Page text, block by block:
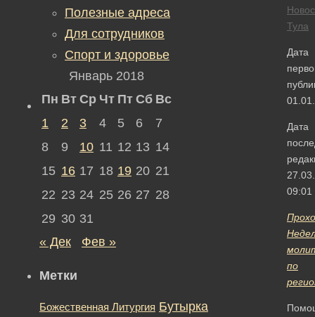
Тула
Дата
Дата
09:01
по
Полезные адреса
Для сотрудников
Спорт и здоровье
Январь 2018
Пн Вт Ср Чт Пт Сб Вс
1
2 3 4 5 6
7
8
9 10 11 12 13 14
15 16 17 18 19 20 21
22 23 24 25 26 27 28
29 30 31
« Дек
Фев »
Метки
Божественная Литургия Бутырка